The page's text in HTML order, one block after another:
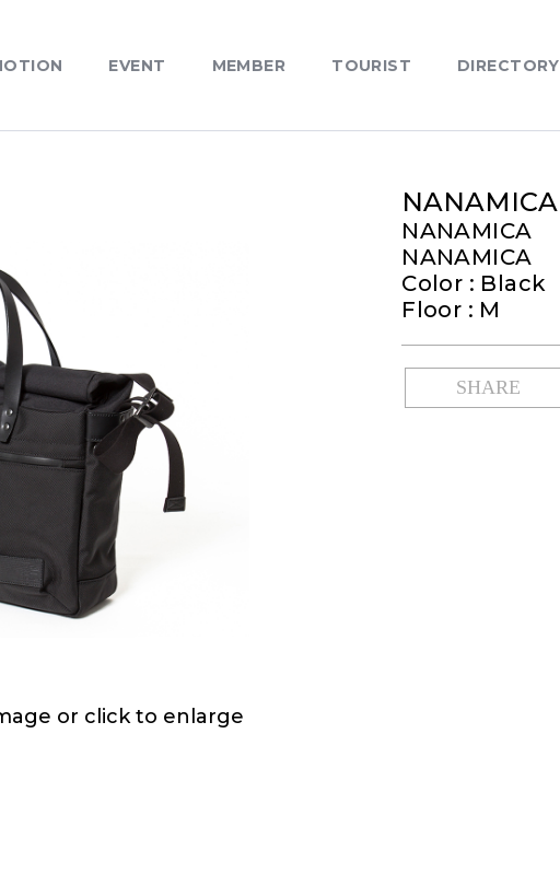
EVENT MEMBER TOURIST DIRECTORY
or click to enlarge
NANAMICA
NANAMICA
NANAMICA
Color : Black
Floor : M
SHARE